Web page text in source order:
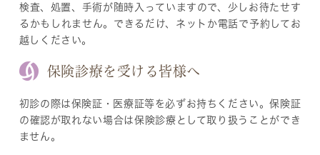
検査、処置、手術が随時入っていますので、少しお待たせす
るかもしれません。できるだけ、ネットか電話で予約してお
越しください。
保険診療を受ける皆様へ
初診の際は保険証・医療証等を必ずお持ちください。保険証
の確認が取れない場合は保険診療として取り扱うことができ
ません。